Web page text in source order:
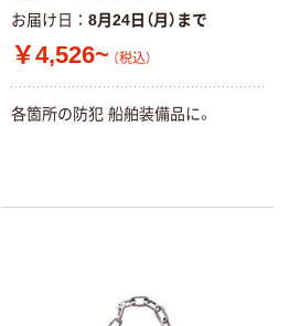
お届け日 8月24日（月）まで
￥4,526~ （税込）
各箇所の防犯 船舶装備品に。